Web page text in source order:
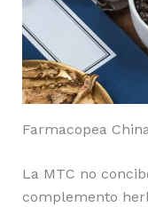
Farmacopea
La MTC no
complemento